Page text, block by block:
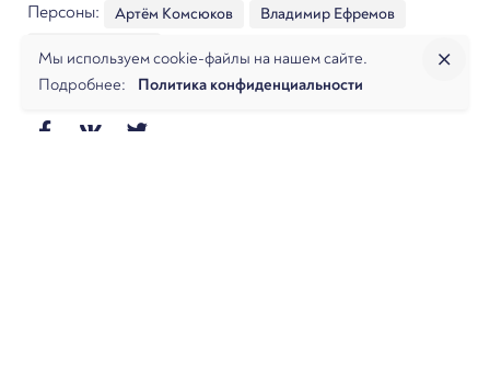
Персоны: Артём Комсюков
Владимир Ефремов
Денис Черкасов
Мы используем cookie-файлы на нашем сайте.
Подробнее: Политика конфиденциальности